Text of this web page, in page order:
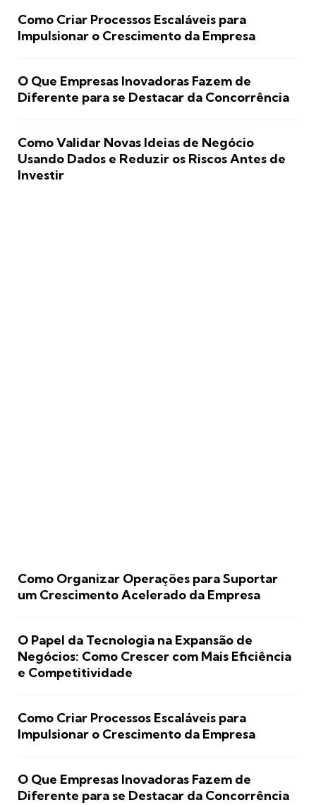
Como Criar Processos Escaláveis para
Impulsionar o Crescimento da Empresa
O Que Empresas Inovadoras Fazem de
Diferente para se Destacar da Concorrência
Como Validar Novas Ideias de Negócio
Usando Dados e Reduzir os Riscos Antes de
Investir
Como Organizar Operações para Suportar
um Crescimento Acelerado da Empresa
O Papel da Tecnologia na Expansão de
Negócios: Como Crescer com Mais Eficiência
e Competitividade
Como Criar Processos Escaláveis para
Impulsionar o Crescimento da Empresa
O Que Empresas Inovadoras Fazem de
Diferente para se Destacar da Concorrência